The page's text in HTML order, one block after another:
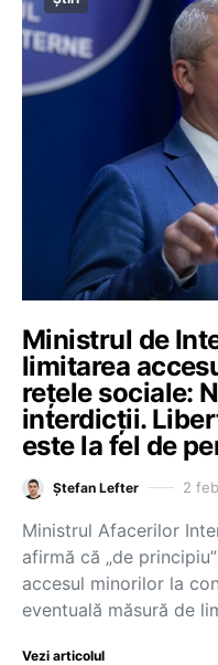
Ministrul de
limitarea
rețele sociale:
interdicții.
este la fel de
Ștefan Lefter 2
Ministrul Afacerilor
afirmă că „de
accesul minorilor la
eventuală măsură de
Vezi articolul